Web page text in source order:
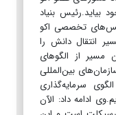
بیاید.رئیس بنیاد
تخصصی اکو
انتقال دانش را
مسیر از الگوهای
بین‌المللی
سرمایه‌گذاری
ادامه داد: الآن